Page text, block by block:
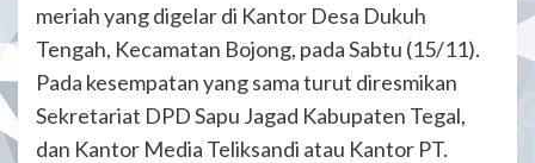
meriah yang digelar di Kantor Desa Dukuh
Tengah, Kecamatan Bojong, pada Sabtu (15/11).
Pada kesempatan yang sama turut diresmikan
Sekretariat DPD Sapu Jagad Kabupaten Tegal,
dan Kantor Media Teliksandi atau Kantor PT.